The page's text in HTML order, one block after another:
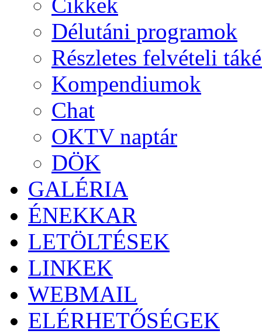
Cikkek
Délutáni programok
Részletes felvételi
Kompendiumok
Chat
OKTV naptár
DÖK
GALÉRIA
ÉNEKKAR
LETÖLTÉSEK
LINKEK
WEBMAIL
ELÉRHETŐSÉGEK